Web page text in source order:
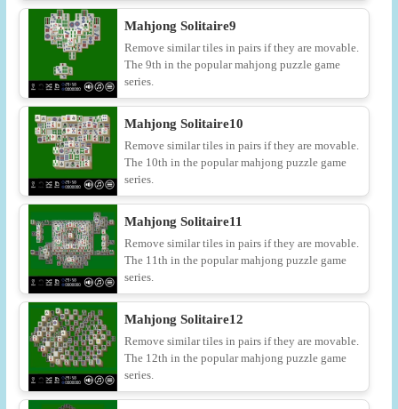
Mahjong Solitaire9
Remove similar tiles in pairs if they are movable.
The 9th in the popular mahjong puzzle game
series.
Mahjong Solitaire10
Remove similar tiles in pairs if they are movable.
The 10th in the popular mahjong puzzle game
series.
Mahjong Solitaire11
Remove similar tiles in pairs if they are movable.
The 11th in the popular mahjong puzzle game
series.
Mahjong Solitaire12
Remove similar tiles in pairs if they are movable.
The 12th in the popular mahjong puzzle game
series.